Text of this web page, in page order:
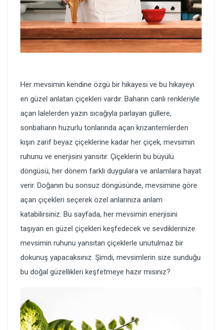
Her mevsimin kendine özgü bir hikayesi ve bu hikayeyi
en güzel anlatan çiçekleri vardır. Baharın canlı renkleriyle
açan lalelerden yazın sıcağıyla parlayan güllere,
sonbaharın huzurlu tonlarında açan krizantemlerden
kışın zarif beyaz çiçeklerine kadar her çiçek, mevsimin
ruhunu ve enerjisini yansıtır. Çiçeklerin bu büyülü
döngüsü, her dönem farklı duygulara ve anlamlara hayat
verir. Doğanın bu sonsuz döngüsünde, mevsimine göre
açan çiçekleri seçerek özel anlarınıza anlam
katabilirsiniz. Bu sayfada, her mevsimin enerjisini
taşıyan en güzel çiçekleri keşfedecek ve sevdiklerinize
mevsimin ruhunu yansıtan çiçeklerle unutulmaz bir
dokunuş yapacaksınız. Şimdi, mevsimlerin size sunduğu
bu doğal güzellikleri keşfetmeye hazır mısınız?